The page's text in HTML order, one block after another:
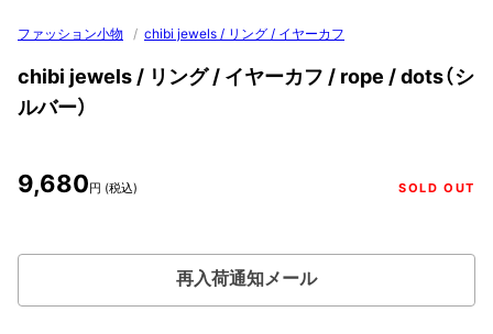
ファッション小物 / chibi jewels / リング / イヤーカフ
chibi jewels / リング / イヤーカフ / rope / dots（シ
ルバー）
9,680円 (税込) SOLD OUT
再入荷通知メール